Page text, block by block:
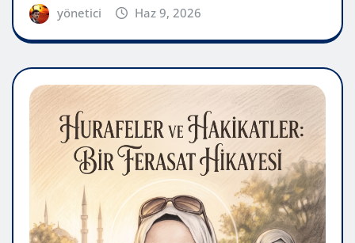
yönetici Haz 9, 2026